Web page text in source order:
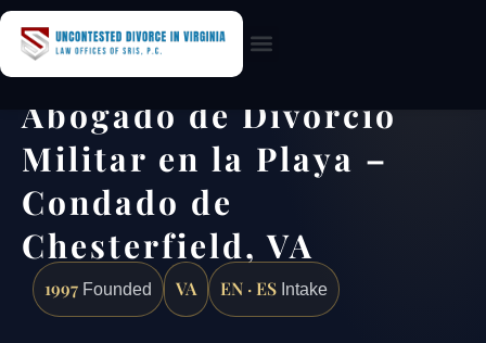
Abogado de Divorcio
Militar en la Playa –
Condado de
Chesterfield, VA
1997 Founded VA EN · ES Intake